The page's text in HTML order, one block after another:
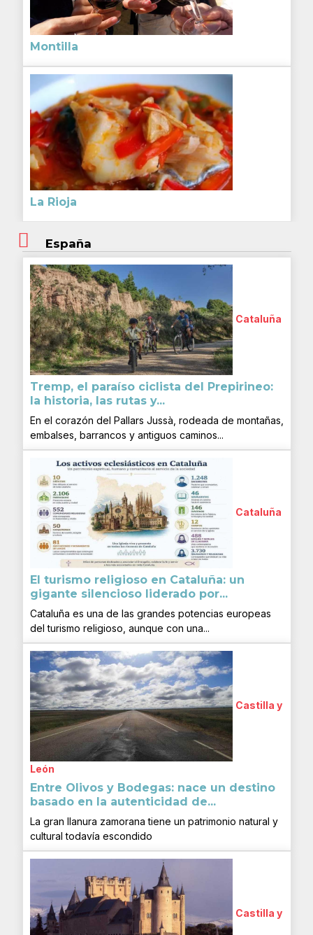
Montilla
La Rioja
España
Cataluña
Tremp, el paraíso ciclista del Prepirineo:
la historia, las rutas y...
En el corazón del Pallars Jussà, rodeada de montañas,
embalses, barrancos y antiguos caminos...
Cataluña
El turismo religioso en Cataluña: un
gigante silencioso liderado por...
Cataluña es una de las grandes potencias europeas
del turismo religioso, aunque con una...
Castilla y
León
Entre Olivos y Bodegas: nace un destino
basado en la autenticidad de...
La gran llanura zamorana tiene un patrimonio natural y
cultural todavía escondido
Castilla y